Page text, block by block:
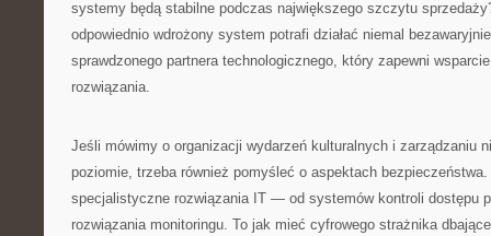
systemy będą stabilne podczas największego szczytu
odpowiednio wdrożony system potrafi działać niemal
sprawdzonego partnera technologicznego, który zapewni
rozwiązania.
Jeśli mówimy o organizacji wydarzeń kulturalnych i zarządzaniu
poziomie, trzeba również pomyśleć o aspektach
specjalistyczne rozwiązania IT — od systemów kontroli dostępu
rozwiązania monitoringu. To jak mieć cyfrowego strażnika